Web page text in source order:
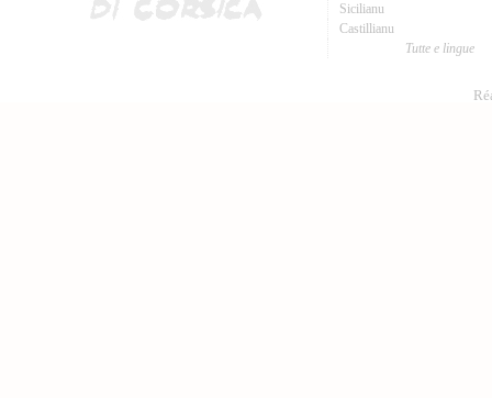
Sicilianu
Castillianu
Tutte e lingue